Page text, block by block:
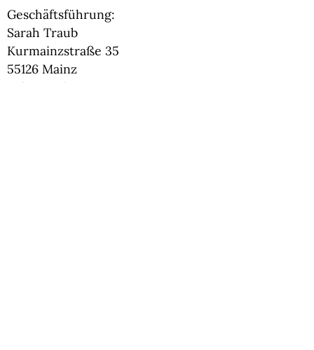
Geschäftsführung:
Sarah Traub
Kurmainzstraße 35
55126 Mainz
Tel.: 0176/23498214